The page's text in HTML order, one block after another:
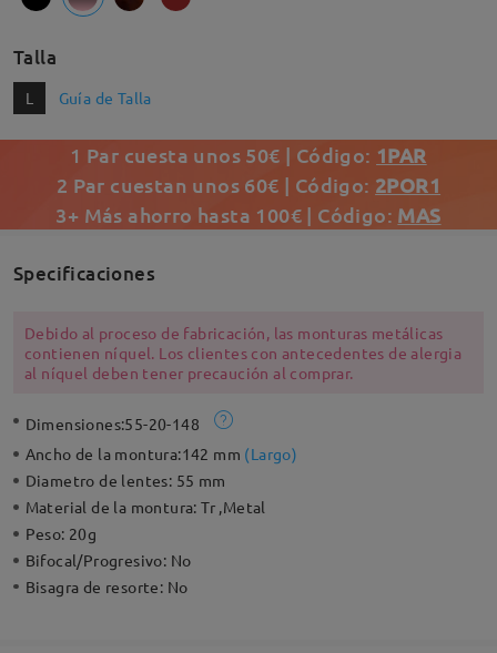
Talla
L Guía de Talla
1 Par cuesta unos 50€ | Código: 1PAR
2 Par cuestan unos 60€ | Código: 2POR1
3+ Más ahorro hasta 100€ | Código: MAS
Specificaciones
Debido al proceso de fabricación, las monturas metálicas
contienen níquel. Los clientes con antecedentes de alergia
al níquel deben tener precaución al comprar.
Dimensiones:55-20-148
Ancho de la montura:142 mm (Largo)
Diametro de lentes: 55 mm
Material de la montura:Tr ,Metal
Peso: 20g
Bifocal/Progresivo: No
Bisagra de resorte: No